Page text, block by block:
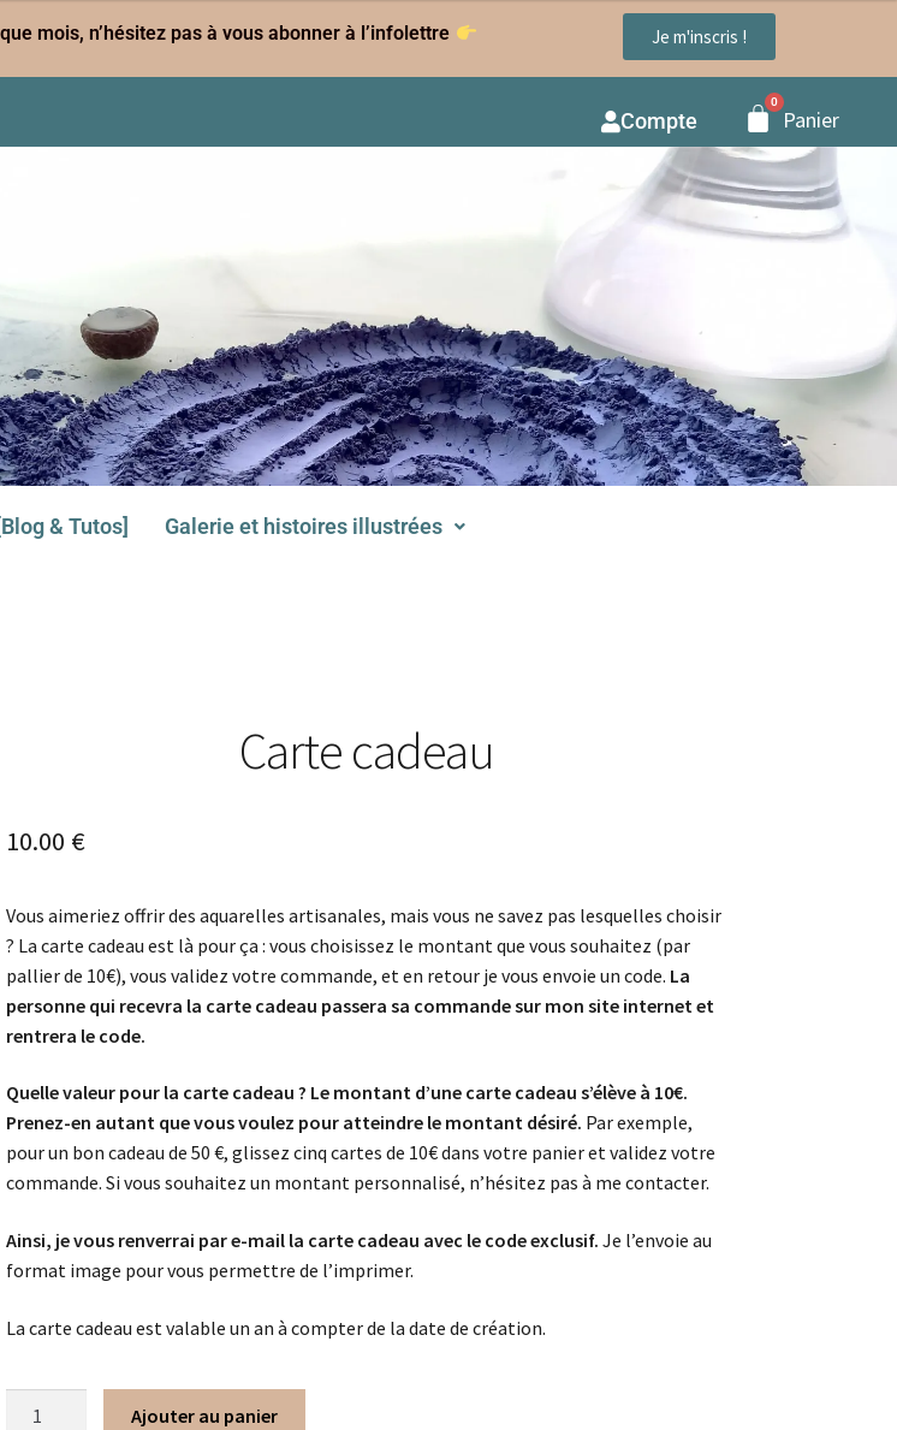
mois, n’hésitez pas à vous abonner à l’infolettre Je m'inscris !
Compte Panier
& Tutos] Galerie et histoires illustrées
Carte cadeau
10.00 €
Vous aimeriez offrir des aquarelles artisanales, mais vous ne savez pas lesquelles choisir
? La carte cadeau est là pour ça : vous choisissez le montant que vous souhaitez (par
pallier de 10€), vous validez votre commande, et en retour je vous envoie un code. La
personne qui recevra la carte cadeau passera sa commande sur mon site internet et
rentrera le code.
Quelle valeur pour la carte cadeau ? Le montant d’une carte cadeau s’élève à 10€.
Prenez-en autant que vous voulez pour atteindre le montant désiré. Par exemple,
pour un bon cadeau de 50 €, glissez cinq cartes de 10€ dans votre panier et validez votre
commande. Si vous souhaitez un montant personnalisé, n’hésitez pas à me contacter.
Ainsi, je vous renverrai par e-mail la carte cadeau avec le code exclusif. Je l’envoie au
format image pour vous permettre de l’imprimer.
La carte cadeau est valable un an à compter de la date de création.
Ajouter au panier